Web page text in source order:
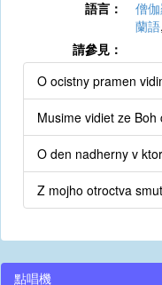
語言： 僧
蘭語,
請參見：
O ocistny pramen
Musime vidiet ze
O den nadherny v
Z mojho otroctva
點唱機